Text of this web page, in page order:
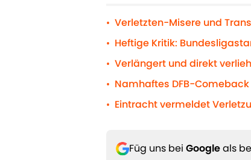
• Verletzten-Misere und
• Heftige Kritik:
• Verlängert und direkt
• Namhaftes DFB-
• Eintracht vermeldet
Füg uns bei Googleals